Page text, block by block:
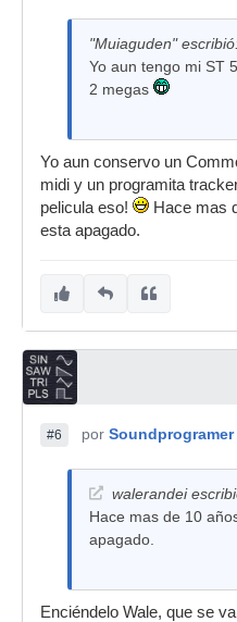
"Muiaguden"
Yo aun tengo mi ST
2 megas
Yo aun conservo un
midi y un programita
pelicula eso!
Hace mas
esta apagado.
#6 por Soundprogramer
walerandei
Hace mas de 10
apagado.
Enciéndelo Wale, que se